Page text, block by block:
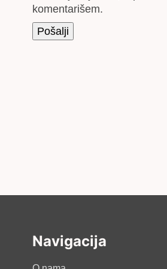
komentarišem.
Navigacija